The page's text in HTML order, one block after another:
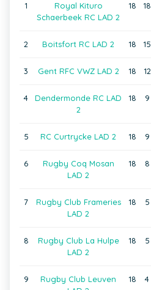
1
Royal Kituro
Schaerbeek RC LAD 2
18 18
2 Boitsfort RC LAD 2 18 15
3 Gent RFC VWZ LAD 2 18 12
4
Dendermonde RC LAD
2
18 9
5 RC Curtrycke LAD 2 18 9
6
Rugby Coq Mosan
LAD 2
18 8
7
Rugby Club Frameries
LAD 2
18 5
8
Rugby Club La Hulpe
LAD 2
18 5
9
Rugby Club Leuven
18 4